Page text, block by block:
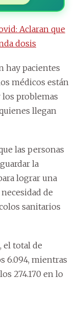
Aclaran que
dosis
hay pacientes
médicos están
problemas
llegan
las personas
la
lograr una
de
sanitarios
el total de
6.094, mientras
274.170 en lo